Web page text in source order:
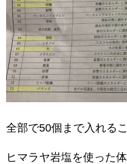
全部で50個まで入れる
ヒマラヤ岩塩を使った体